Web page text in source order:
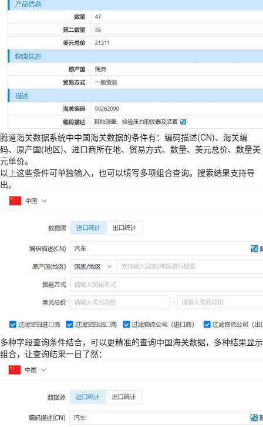
腾道海关数据系统中中国海关数据的条件有：编码描述(CN)、海关编
码、原产国(地区)、进口商所在地、贸易方式、数量、美元总价、数量美
元单价。
以上这些条件可单独输入，也可以填写多项组合查询。搜索结果支持导
出。
多种字段查询条件结合，可以更精准的查询中国海关数据，多种结果显示
组合，让查询结果一目了然：